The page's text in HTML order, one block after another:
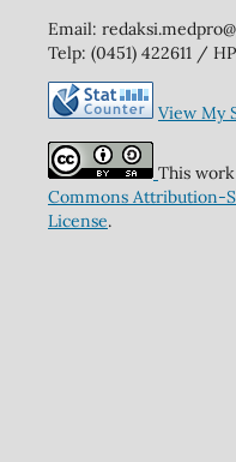
Email:
Telp: (0451) 422611 /
View My
This
Commons Attribution-
License.